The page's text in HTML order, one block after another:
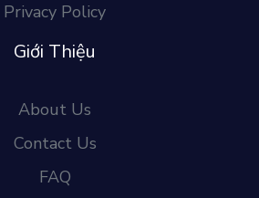
Privacy Policy
Giới Thiệu
About Us
Contact Us
FAQ